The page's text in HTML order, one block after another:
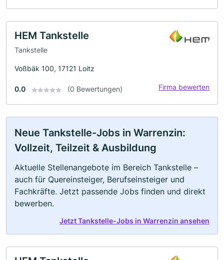
HEM Tankstelle
Tankstelle
Voßbäk 100, 17121 Loitz
0.0 (0 Bewertungen) Firma bewerten
Neue Tankstelle-Jobs in Warrenzin:
Vollzeit, Teilzeit & Ausbildung
Aktuelle Stellenangebote im Bereich Tankstelle –
auch für Quereinsteiger, Berufseinsteiger und
Fachkräfte. Jetzt passende Jobs finden und direkt
bewerben.
Jetzt Tankstelle-Jobs in Warrenzin ansehen